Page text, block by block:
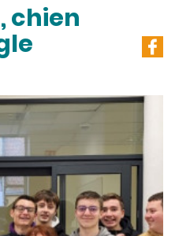
chien